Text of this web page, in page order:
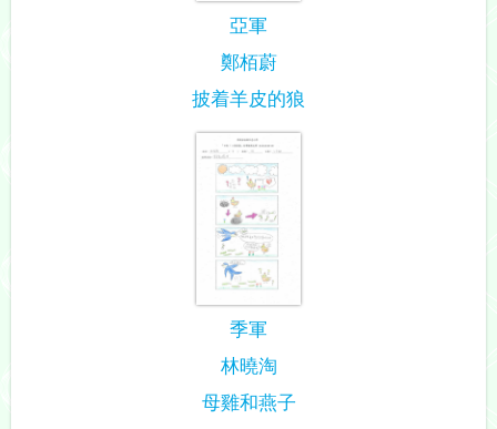
亞軍
鄭栢蔚
披着羊皮的狼
季軍
林曉淘
母雞和燕子